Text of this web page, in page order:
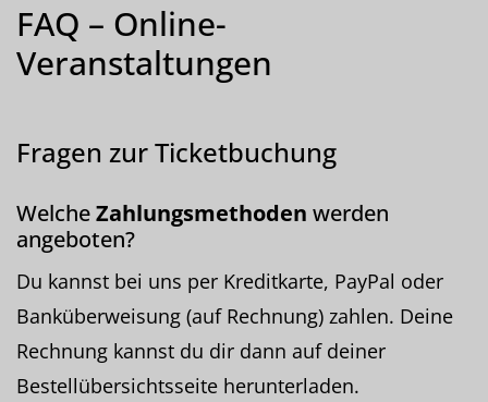
FAQ – Online-
Veranstaltungen
Fragen zur Ticketbuchung
WelcheZahlungsmethoden werden
angeboten?
Du kannst bei uns per Kreditkarte, PayPal oder
Banküberweisung (auf Rechnung) zahlen. Deine
Rechnung kannst du dir dann auf deiner
Bestellübersichtsseite herunterladen.